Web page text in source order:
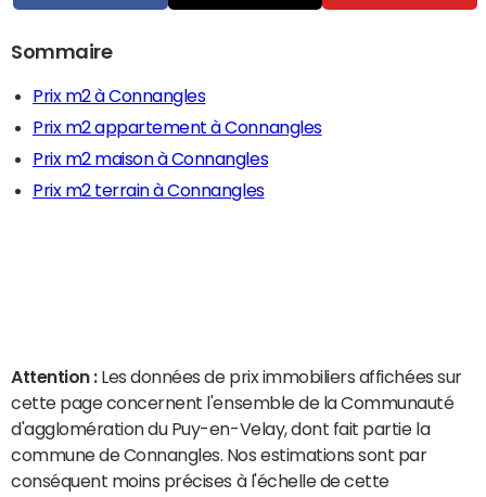
Sommaire
Prix m2 à Connangles
Prix m2 appartement à Connangles
Prix m2 maison à Connangles
Prix m2 terrain à Connangles
Attention : Les données de prix immobiliers affichées sur
cette page concernent l'ensemble de la Communauté
d'agglomération du Puy-en-Velay, dont fait partie la
commune de Connangles. Nos estimations sont par
conséquent moins précises à l'échelle de cette